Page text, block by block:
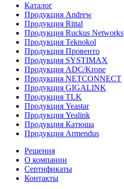
Каталог
Продукция Andrew
Продукция Rittal
Продукция Ruckus Networks
Продукция Teknokol
Продукция Провенто
Продукция SYSTIMAX
Продукция ADC/Krone
Продукция NETCONNECT
Продукция GIGALINK
Продукция TLK
Продукция Yeastar
Продукция Yealink
Продукция Катюша
Продукция Armendus
Решения
О компании
Сертификаты
Контакты